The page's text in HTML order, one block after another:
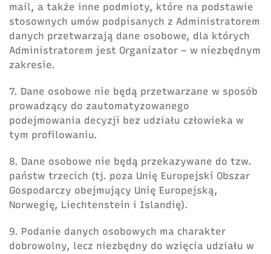
mail, a także inne podmioty, które na podstawie
stosownych umów podpisanych z Administratorem
danych przetwarzają dane osobowe, dla których
Administratorem jest Organizator – w niezbędnym
zakresie.
7. Dane osobowe nie będą przetwarzane w sposób
prowadzący do zautomatyzowanego
podejmowania decyzji bez udziału człowieka w
tym profilowaniu.
8. Dane osobowe nie będą przekazywane do tzw.
państw trzecich (tj. poza Unię Europejski Obszar
Gospodarczy obejmujący Unię Europejską,
Norwegię, Liechtenstein i Islandię).
9. Podanie danych osobowych ma charakter
dobrowolny, lecz niezbędny do wzięcia udziału w